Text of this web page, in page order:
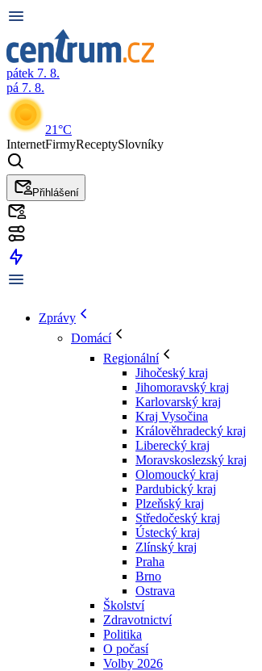
pátek 7. 8.
pá 7. 8.
21°C
InternetFirmyReceptySlovníky
Přihlášení
Zprávy
Domácí
Regionální
Jihočeský kraj
Jihomoravský kraj
Karlovarský kraj
Kraj Vysočina
Králověhradecký kraj
Liberecký kraj
Moravskoslezský kraj
Olomoucký kraj
Pardubický kraj
Plzeňský kraj
Středočeský kraj
Ústecký kraj
Zlínský kraj
Praha
Brno
Ostrava
Školství
Zdravotnictví
Politika
O počasí
Volby 2026